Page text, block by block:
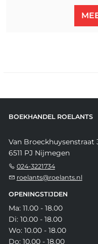
BOEKHANDEL ROELANTS
Van Broeckhuysenstraat
6511 PJ Nijmegen
024-3221734
roelants@roelants.nl
OPENINGSTIJDEN
Ma: 11.00 - 18.00
Di: 10.00 - 18.00
Wo: 10.00 - 18.00
Do: 10.00 - 18.00